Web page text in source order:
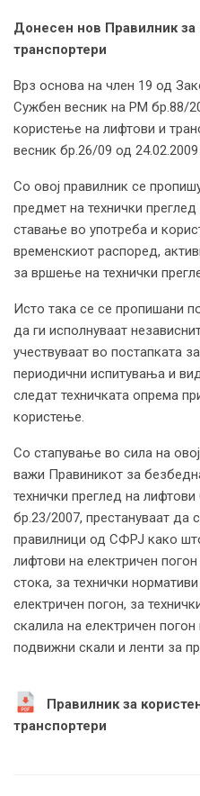
Донесен нов Правилник
транспортери
Врз основа на член 19 од
Сужбен весник на РМ бр.88/
користење на лифтови и
весник бр.26/09 од 24.02.2009
Со овој правилник се
предмет на технички
ставање во употреба и
временскиот распоред,
за вршење на технички
Исто така се се пропишани
да ги исполнуваат
учествуваат во постапката
периодични испитувања и
следат техничката опрема
користење.
Со стапување во сила на
важи Правиникот за
технички преглед на
бр.23/2007, престануваат да
правилници од СФРЈ како
лифтови на електричен
стока, за технички
електричен погон, за
скалила на електричен
подвижни скали и ленти за
Правилник за
транспортери